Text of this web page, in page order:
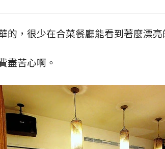
的， 很少在合菜餐廳能看到著麼漂亮
盡苦心啊。